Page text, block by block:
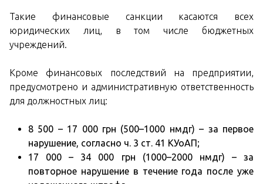
Такие финансовые санкции касаются всех
юридических лиц, в том числе бюджетных
учреждений.
Кроме финансовых последствий на предприятии,
предусмотрено и административную ответственность
для должностных лиц:
8 500 – 17 000 грн (500–1000 нмдг) – за первое
нарушение, согласно ч. 3 ст. 41 КУоАП;
17 000 – 34 000 грн (1000–2000 нмдг) – за
повторное нарушение в течение года после уже